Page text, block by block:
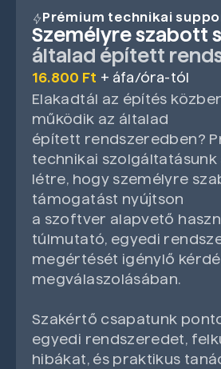
Prémium technikai
Személyre szabott
általad épített
16.800 Ft + áfa/óra-tól
Elakadtál az építés
működik az általad
épített rendszeredben?
technikai
létre, hogy személyre
támogatást nyújtson
a szoftver alapvető
túlmutató, egyedi
megértését igénylő
megválaszolásában.
Szakértő csapatunk
egyedi rendszeredet,
hibákat, és praktikus